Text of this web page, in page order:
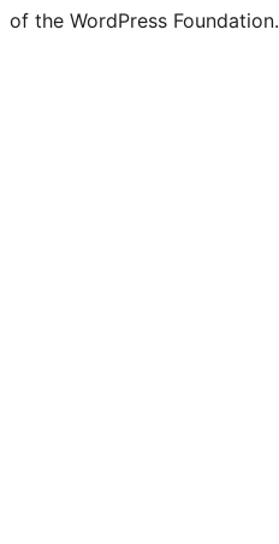
of the WordPress Foundation.